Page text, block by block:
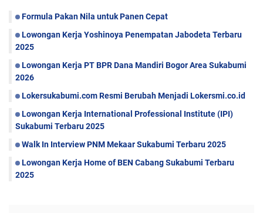
Formula Pakan Nila untuk Panen Cepat
Lowongan Kerja Yoshinoya Penempatan Jabodeta Terbaru
2025
Lowongan Kerja PT BPR Dana Mandiri Bogor Area Sukabumi
2026
Lokersukabumi.com Resmi Berubah Menjadi Lokersmi.co.id
Lowongan Kerja International Professional Institute (IPI)
Sukabumi Terbaru 2025
Walk In Interview PNM Mekaar Sukabumi Terbaru 2025
Lowongan Kerja Home of BEN Cabang Sukabumi Terbaru
2025